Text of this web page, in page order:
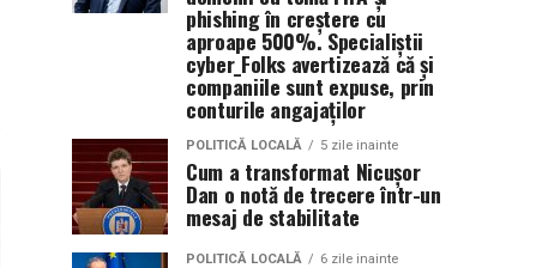
phishing în creștere cu
aproape 500%. Specialiștii
cyber_Folks avertizează că și
companiile sunt expuse, prin
conturile angajaților
POLITICĂ LOCALĂ 5 zile inainte
Cum a transformat Nicușor
Dan o notă de trecere într-un
mesaj de stabilitate
POLITICĂ LOCALĂ 6 zile inainte